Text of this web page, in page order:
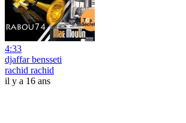
4:33
djaffar bensseti
rachid rachid
il y a 16 ans